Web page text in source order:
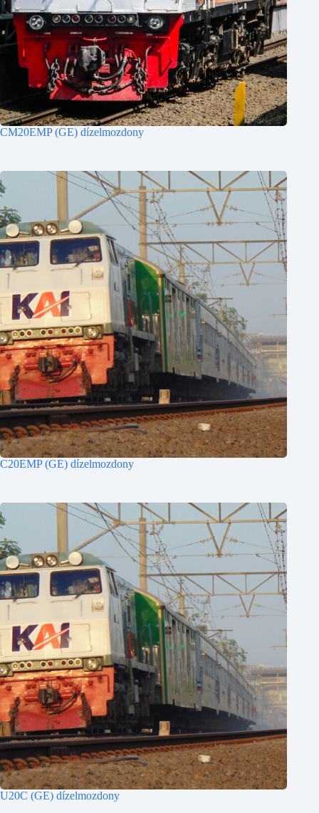
CM20EMP (GE) dízelmozdony
C20EMP (GE) dízelmozdony
U20C (GE) dízelmozdony